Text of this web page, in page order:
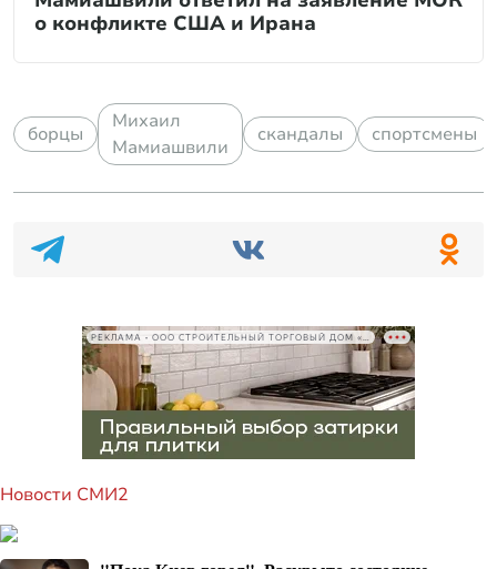
о конфликте США и Ирана
борцы
Михаил
Мамиашвили
скандалы спортсмены
РЕКЛАМА • ООО СТРОИТЕЛЬНЫЙ ТОРГОВЫЙ ДОМ «ПЕТРОВИЧ», ИНН 7802348846
Новости СМИ2